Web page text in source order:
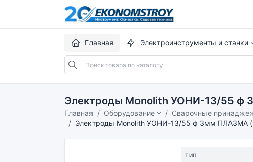
Главная Электроинструменты и станки
Электроды Monolith УОНИ-13/55 ф
Главная Оборудование Сварочные
Электроды Monolith УОНИ-13/55 ф 3мм ПЛАЗМА
ТИП